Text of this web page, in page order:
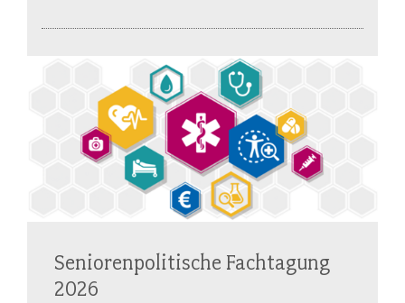
Seniorenpolitische Fachtagung
2026